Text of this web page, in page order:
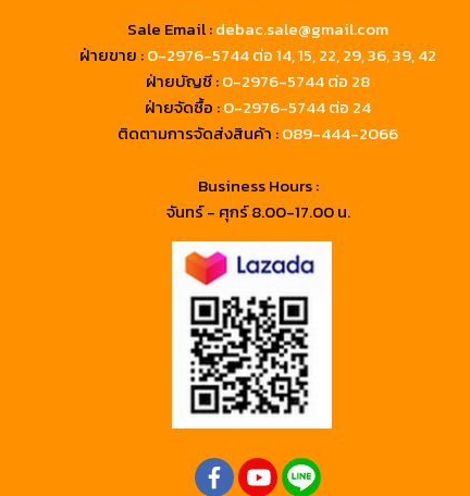
Sale Email :debac.sale@gmail.com
ฝ่ายขาย :0-2976-5744ต่อ 14, 15, 22, 29, 36, 39, 42
ฝ่ายบัญชี :0-2976-5744 ต่อ 28
ฝ่ายจัดซื้อ :0-2976-5744 ต่อ 24
ติดตามการจัดส่งสินค้า :089-444-2066
Business Hours :
จันทร์ - ศุกร์ 8.00-17.00 น.